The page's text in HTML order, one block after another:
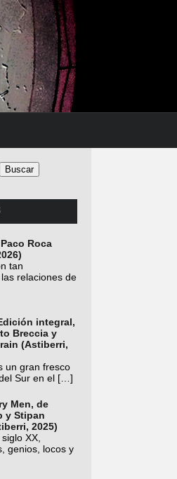
Roca
tan
relaciones de
integral,
Breccia y
(Astiberri,
un gran fresco
Sur en el […]
Men, de
y Stipan
2025)
XX,
genios, locos y